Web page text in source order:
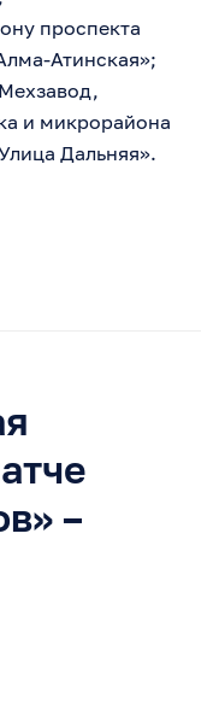
проспекта
Атинская»;
и микрорайона
Дальняя».
–